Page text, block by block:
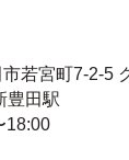
若宮町7-2-5
豊田駅
18:00